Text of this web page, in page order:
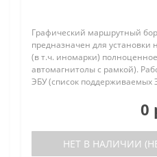
Графический маршрутный
предназначен для
(в т.ч. иномарки)
автомагнитолы с рамкой).
ЭБУ (список поддерживаемых
0
НЕТ В НАЛИЧИИ